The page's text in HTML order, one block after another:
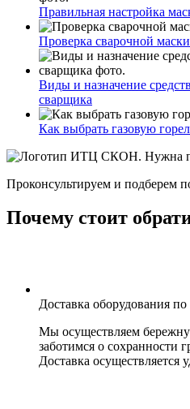
Правильная настройка
Проверка сварочной
Виды и назначение
сварщика
Как выбрать газовую
Нужна
Проконсультируем и подберем
Почему стоит
Доставка оборудования
Мы осуществляем
заботимся о сохранности
Доставка осуществляется